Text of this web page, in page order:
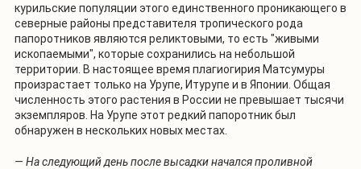
курильские популяции этого единственного проникающего в
северные районы представителя тропического рода
папоротников являются реликтовыми, то есть "живыми
ископаемыми", которые сохранились на небольшой
территории. В настоящее время плагиогирия Матсумуры
произрастает только на Урупе, Итурупе и в Японии. Общая
численность этого растения в России не превышает тысячи
экземпляров. На Урупе этот редкий папоротник был
обнаружен в нескольких новых местах.
— На следующий день после высадки начался проливной